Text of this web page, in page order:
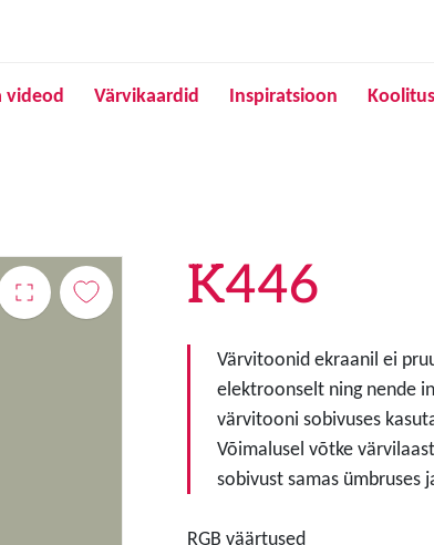
videod Värvikaardid Inspiratsioon
K446
Värvitoonid ekraanil ei
elektroonselt ning nende
värvitooni sobivuses
Võimalusel võtke
sobivust samas ümbruses
RGB väärtused